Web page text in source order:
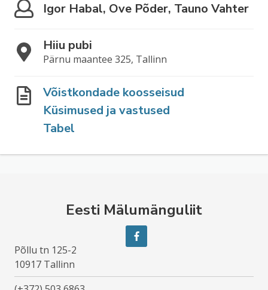
Igor Habal, Ove Põder, Tauno Vahter
Hiiu pubi
Pärnu maantee 325, Tallinn
Võistkondade koosseisud
Küsimused ja vastused
Tabel
Eesti Mälumänguliit
Põllu tn 125-2
10917 Tallinn